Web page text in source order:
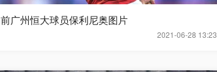
2021-06-28 13:23
前广州恒大球员保利尼奥图片